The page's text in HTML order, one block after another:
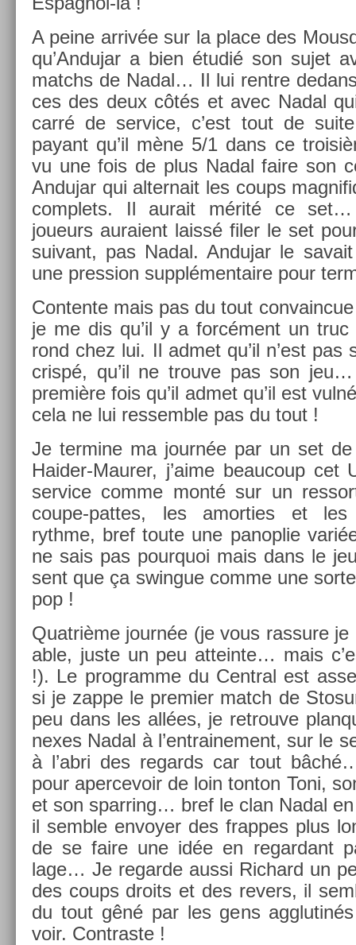
A peine arrivée sur la place des
qu’An­dujar a bien étudié son sujet
matchs de Nadal… Il lui re­ntre
ces des deux côtés et avec Nadal
carré de ser­vice, c’est tout de
payant qu’il mène 5/1 dans ce
vu une fois de plus Nadal faire son
An­dujar qui al­ter­nait les coups
com­plets. Il aurait mérité ce
joueurs auraient laissé filer le set
suivant, pas Nadal. An­dujar le
une pre­ss­ion sup­plémen­taire pour
Con­ten­te mais pas du tout
je me dis qu’il y a forcément un
rond chez lui. Il admet qu’il n’est pas
crispé, qu’il ne trouve pas son jeu…
première fois qu’il admet qu’il est
cela ne lui re­ssemble pas du tout !
Je ter­mine ma journée par un set
Haider-Maurer, j’aime be­aucoup cet
ser­vice comme monté sur un
coupe-pattes, les amort­ies et les
rythme, bref toute une panop­lie
ne sais pas pour­quoi mais dans le
sent que ça swin­gue comme une
pop !
Quat­rième journée (je vous ras­sure
able, juste un peu at­tein­te… mais
!). Le pro­gram­me du Centr­al est
si je zappe le pre­mi­er match de
peu dans les allées, je retro­uve
nexes Nadal à l’entraine­ment, sur le
à l’abri des re­gards car tout
pour aper­cevoir de loin ton­ton Toni,
et son sparr­ing… bref le clan Nadal
il semble en­voy­er des frap­pes plus
de se faire une idée en re­gar­dant
lage… Je re­gar­de aussi Ric­hard un
des coups droits et des re­v­ers, il
du tout gêné par les gens
voir. Contra­ste !